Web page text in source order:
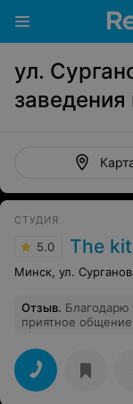
ул.
СТУДИЯ
5.0 The
Минск, ул.
Отзыв. Благодарю
приятное общение